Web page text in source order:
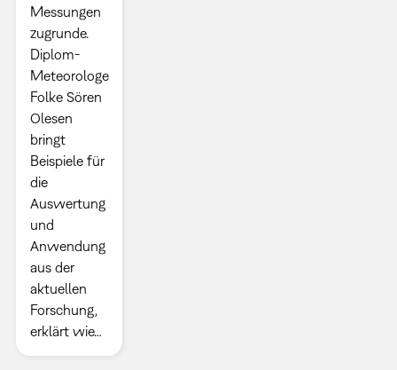
Messungen
zugrunde.
Diplom-
Meteorologe
Folke Sören
Olesen
bringt
Beispiele für
die
Auswertung
und
Anwendung
aus der
aktuellen
Forschung,
erklärt wie…